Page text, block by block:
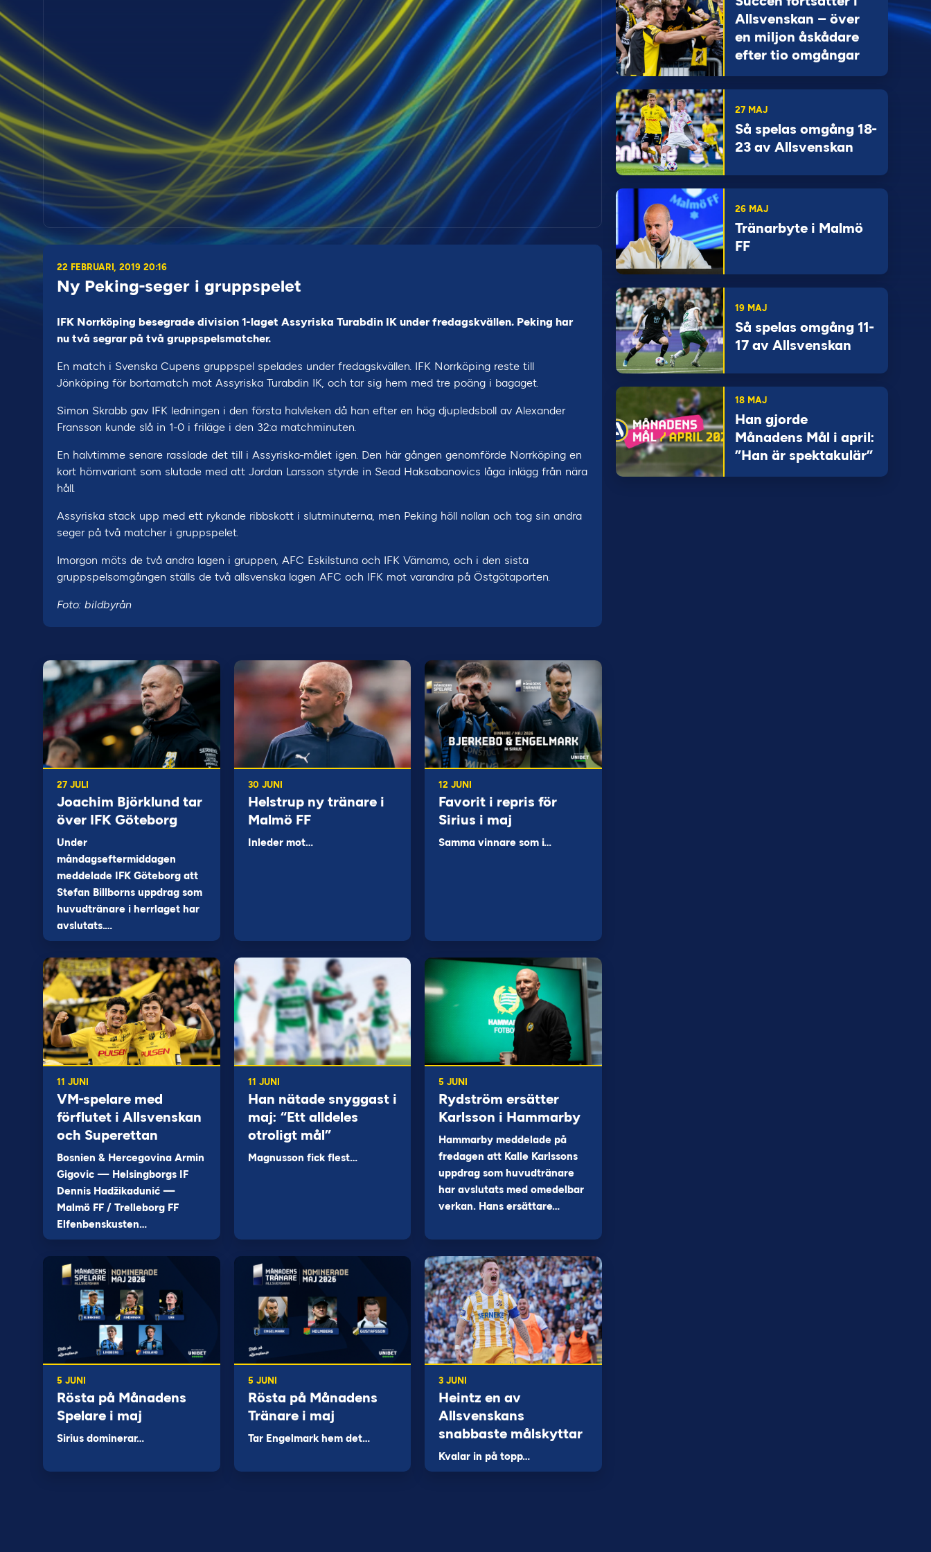
22 FEBRUARI, 2019 20:16
Ny Peking-seger i gruppspelet
IFK Norrköping besegrade division 1-laget Assyriska Turabdin IK under fredagskvällen. Peking har
nu två segrar på två gruppspelsmatcher.
En match i Svenska Cupens gruppspel spelades under fredagskvällen. IFK Norrköping reste till
Jönköping för bortamatch mot Assyriska Turabdin IK, och tar sig hem med tre poäng i bagaget.
Simon Skrabb gav IFK ledningen i den första halvleken då han efter en hög djupledsboll av Alexander
Fransson kunde slå in 1-0 i friläge i den 32:a matchminuten.
En halvtimme senare rasslade det till i Assyriska-målet igen. Den här gången genomförde Norrköping en
kort hörnvariant som slutade med att Jordan Larsson styrde in Sead Haksabanovics låga inlägg från nära
håll.
Assyriska stack upp med ett rykande ribbskott i slutminuterna, men Peking höll nollan och tog sin andra
seger på två matcher i gruppspelet.
Imorgon möts de två andra lagen i gruppen, AFC Eskilstuna och IFK Värnamo, och i den sista
gruppspelsomgången ställs de två allsvenska lagen AFC och IFK mot varandra på Östgötaporten.
Foto: bildbyrån
27 JULI
Joachim Björklund tar
över IFK Göteborg
Under
måndagseftermiddagen
meddelade IFK Göteborg att
Stefan Billborns uppdrag som
huvudtränare i herrlaget har
avslutats.…
30 JUNI
Helstrup ny tränare i
Malmö FF
Inleder mot…
12 JUNI
Favorit i repris för
Sirius i maj
Samma vinnare som i…
11 JUNI
VM-spelare med
förflutet i Allsvenskan
och Superettan
Bosnien & Hercegovina Armin
Gigovic — Helsingborgs IF
Dennis Hadžikadunić —
Malmö FF / Trelleborg FF
Elfenbenskusten…
11 JUNI
Han nätade snyggast i
maj: “Ett alldeles
otroligt mål”
Magnusson fick flest…
5 JUNI
Rydström ersätter
Karlsson i Hammarby
Hammarby meddelade på
fredagen att Kalle Karlssons
uppdrag som huvudtränare
har avslutats med omedelbar
verkan. Hans ersättare…
5 JUNI
Rösta på Månadens
Spelare i maj
Sirius dominerar…
5 JUNI
Rösta på Månadens
Tränare i maj
Tar Engelmark hem det…
3 JUNI
Heintz en av
Allsvenskans
snabbaste målskyttar
Kvalar in på topp…
Allsvenskan – över
en miljon åskådare
efter tio omgångar
27 MAJ
Så spelas omgång 18-
23 av Allsvenskan
26 MAJ
Tränarbyte i Malmö
FF
19 MAJ
Så spelas omgång 11-
17 av Allsvenskan
18 MAJ
Han gjorde
Månadens Mål i april:
”Han är spektakulär”